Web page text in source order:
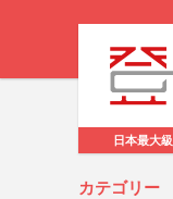
日本最大
カテゴリー